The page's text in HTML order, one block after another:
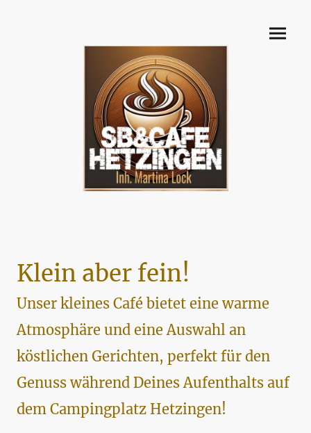
Klein aber fein!
Unser kleines Café bietet eine warme
Atmosphäre und eine Auswahl an
köstlichen Gerichten, perfekt für den
Genuss während Deines Aufenthalts auf
dem Campingplatz Hetzingen!